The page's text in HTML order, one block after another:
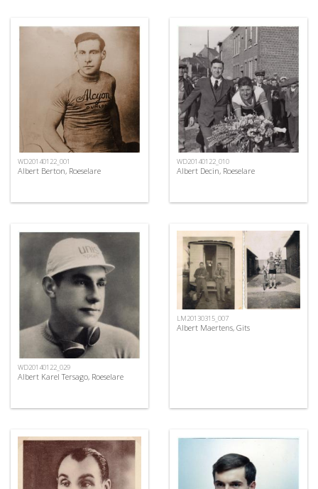
WD20140122_001
Albert Berton, Roeselare
WD20140122_010
Albert Decin, Roeselare
WD20140122_029
Albert Karel Tersago, Roeselare
LM20130315_007
Albert Maertens, Gits